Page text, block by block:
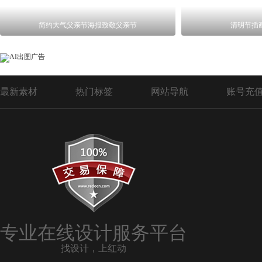
简约大气父亲节海报致敬父亲节 清明节插
最新素材 热门标签 网站导航 账号充
专业在线设计服务平台
找设计，上红动